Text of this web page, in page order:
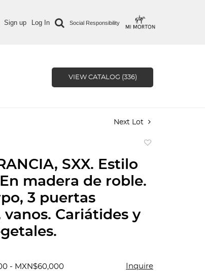
Sign up Log In Social Responsibility
VIEW CATALOG (336)
Next Lot
SXX. Estilo
madera de roble.
3 puertas
vanos. Cariátides y
- MXN$60,000 Inquire